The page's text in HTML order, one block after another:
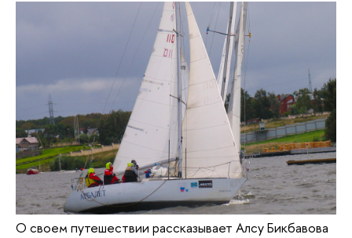
О своем путешествии рассказывает Алсу Бикбавова